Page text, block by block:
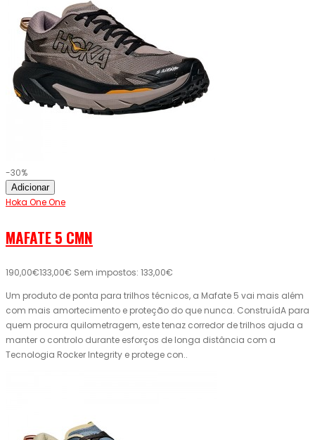
-30%
Adicionar
Hoka One One
MAFATE 5 CMN
190,00€133,00€ Sem impostos: 133,00€
Um produto de ponta para trilhos técnicos, a Mafate 5 vai mais além
com mais amortecimento e proteção do que nunca. ConstruídA para
quem procura quilometragem, este tenaz corredor de trilhos ajuda a
manter o controlo durante esforços de longa distância com a
Tecnologia Rocker Integrity e protege con..